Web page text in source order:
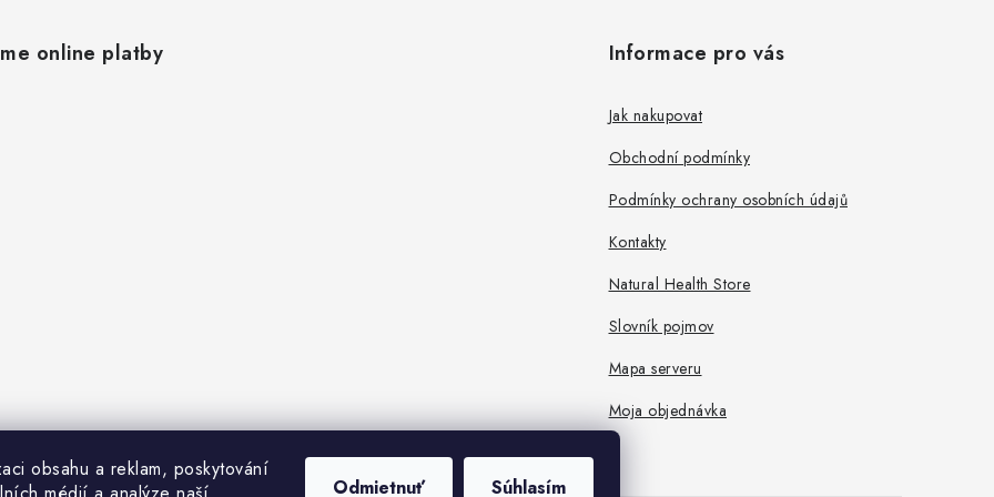
obsahu a reklam, poskytování
Odmietnuť Súhlasím
online platby Informace pro vás
Jak nakupovat
Obchodní podmínky
Podmínky ochrany osobních údajů
Kontakty
Natural Health Store
Slovník pojmov
Mapa serveru
Moja objednávka